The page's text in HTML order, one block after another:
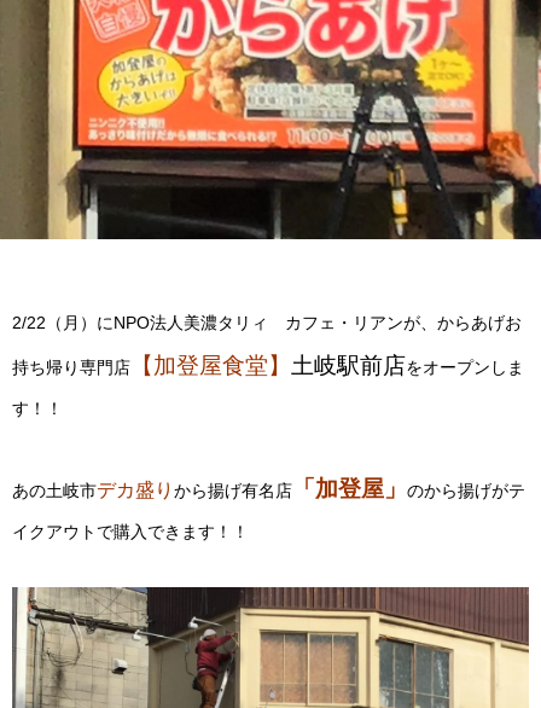
2/22（月）にNPO法人美濃タリィ カフェ・リアンが、からあげお
持ち帰り専門店 【加登屋食堂】 土岐駅前店をオープンしま
す！！
あの土岐市デカ盛り から揚げ有名店 「加登屋」 のから揚げがテ
イクアウトで購入できます！！